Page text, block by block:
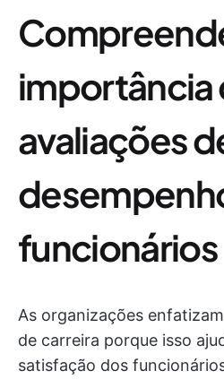
importância
avaliações
funcionários
As organizações
de carreira porque isso
satisfação dos